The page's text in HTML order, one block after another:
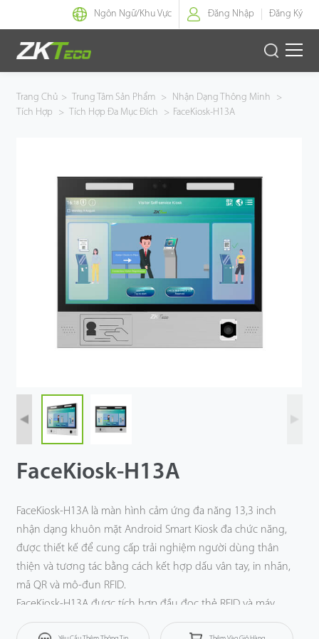
Ngôn Ngữ/Khu Vực Đăng Nhập Đăng Ký
Nhận Dạng Thông Minh
Công Nghệ
Trang Chủ > Trung Tâm Sản Phẩm > Nhận Dạng Thông Minh
>
Tích Hợp
> Tích Hợp Đa Mục Đích > FaceKiosk-H13A
FaceKiosk-H13A
FaceKiosk-H13A là màn hình cảm ứng đa năng 13,3 inch
nhận dạng khuôn mặt Android Smart Kiosk đa chức năng,
được thiết kế để cung cấp trải nghiệm người dùng thân
thiện và tương tác bằng cách kết hợp dấu vân tay, in nhãn,
mã QR và mô-đun RFID.
FaceKiosk-H13A được tích hợp đầu đọc thẻ RFID và máy
quét QR Code, giúp xác minh danh tính người dùng